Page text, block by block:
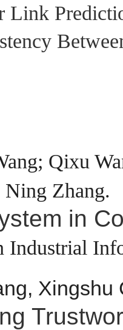
Link
Qixu
Zhang.
in
Industrial